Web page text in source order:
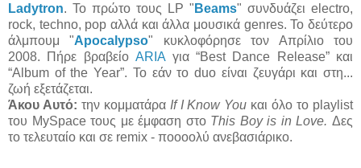
Ladytron. Το πρώτο τους LP " Beams" συνδυάζει electro,
rock, techno, pop αλλά και άλλα μουσικά genres. Το δεύτερο
άλμπουμ "Apocalypso" κυκλοφόρησε τον Απρίλιο του
2008. Πήρε βραβείοARIA για “Best Dance Release” και
“Album of the Year”. Το εάν το duo είναι ζευγάρι και στη...
ζωή εξετάζεται.
Άκου Αυτό: την κομματάρα If I Know You και όλο το playlist
του MySpace τους με έμφαση στο This Boy is in Love.Δες
το τελευταίο και σε remix - ποοοολύ ανεβασιάρικο.